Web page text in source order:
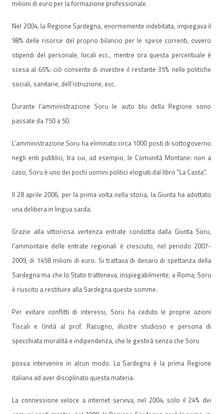
milioni di euro per la formazione professionale.
Nel 2004, la Regione Sardegna, enormemente indebitata, impiegava il
98% delle risorse del proprio bilancio per le spese correnti, ovvero
stipendi del personale, locali ecc., mentre ora questa percentuale è
scesa al 65%: ciò consente di investire il restante 35% nelle politiche
sociali, sanitarie, dell’istruzione, ecc.
Durante l’amministrazione Soru le auto blu della Regione sono
passate da 750 a 50.
L’amministrazione Soru ha eliminato circa 1000 posti di sottogoverno
negli enti pubblici, tra cui, ad esempio, le Comunità Montane: non a
caso, Soru è uno dei pochi uomini politici elogiati dal libro "La Casta".
Il 28 aprile 2006, per la prima volta nella storia, la Giunta ha adottato
una delibera in lingua sarda.
Grazie alla vittoriosa vertenza entrate condotta dalla Giunta Soru,
l’ammontare delle entrate regionali è cresciuto, nel periodo 2007-
2009, di 1458 milioni di euro. Si trattava di denaro di spettanza della
Sardegna ma che lo Stato tratteneva, inspiegabilmente, a Roma; Soru
è riuscito a restituire alla Sardegna queste somme.
Per evitare conflitti di interessi, Soru ha ceduto le proprie azioni
Tiscali e Unità al prof. Racugno, illustre studioso e persona di
specchiata moralità e indipendenza, che le gestirà senza che Soru
possa intervenire in alcun modo. La Sardegna è la prima Regione
italiana ad aver disciplinato questa materia.
La connessione veloce a internet serviva, nel 2004, solo il 24% dei